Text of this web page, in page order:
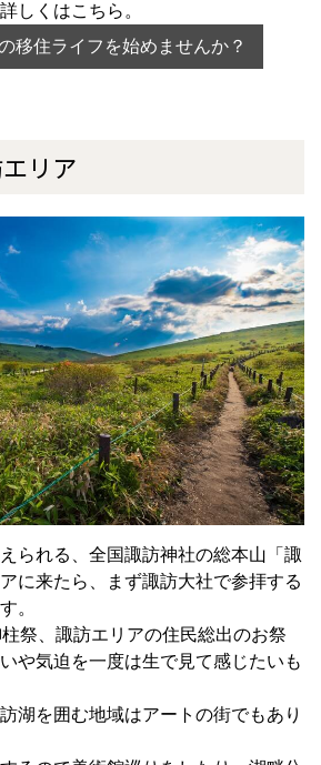
しくはこちら。
移住ライフを始めませんか？
リア
られる、全国諏訪神社の総本山「諏
に来たら、まず諏訪大社で参拝する
。
祭、諏訪エリアの住民総出のお祭
や気迫を一度は生で見て感じたいも
湖を囲む地域はアートの街でもあり